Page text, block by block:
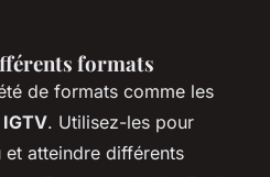
formats
de formats comme les
IGTV. Utilisez-les pour
atteindre différents